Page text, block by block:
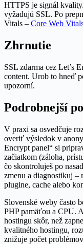
HTTPS je signál
vyžadujú SSL. Po
Vitals – Core Web
Zhrnutie
SSL zdarma cez Let’s
content. Urob to hneď
upozorní.
Podrobnejší
V praxi sa osvedčuje
overiť výsledok v
Encrypt panel“ si
začiatkom (záloha,
čo skontroluješ po
zmenu a diagnostikuj –
plugine, cache alebo
Slovenské weby často
PHP pamäťou a CPU.
hostingu skôr, než
kvalitného hostingu,
znižuje počet